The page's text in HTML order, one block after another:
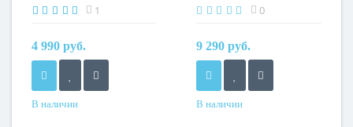
1
4 990 руб.
В наличии
0
9 290 руб.
В наличии